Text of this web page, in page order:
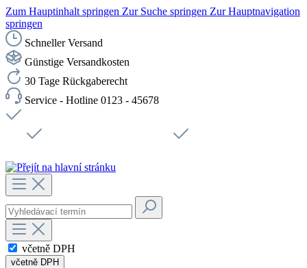
Zum Hauptinhalt springen Zur Suche springen Zur Hauptnavigation
springen
Schneller Versand
Günstige Versandkosten
30 Tage Rückgaberecht
Service - Hotline 0123 - 45678
včetně DPH
včetně DPH